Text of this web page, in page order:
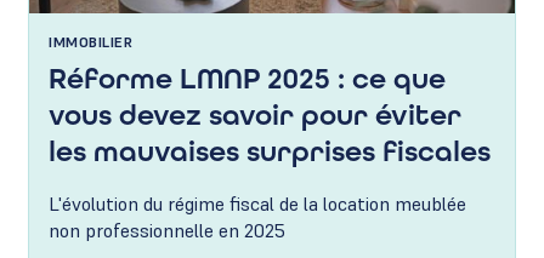
IMMOBILIER
Réforme LMNP 2025 : ce que
vous devez savoir pour éviter
les mauvaises surprises fiscales
L'évolution du régime fiscal de la location meublée
non professionnelle en 2025